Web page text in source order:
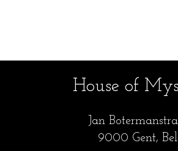
House of
Jan
9000 Gent,